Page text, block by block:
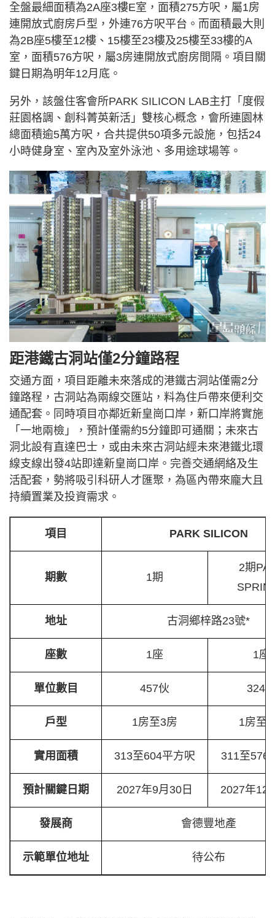
全盤最細面積為2A座3樓E室，面積275方呎，屬1房
連開放式廚房戶型，外連76方呎平台。而面積最大則
為2B座5樓至12樓、15樓至23樓及25樓至33樓的A
室，面積576方呎，屬3房連開放式廚房間隔。項目關
鍵日期為明年12月底。
另外，該盤住客會所PARK SILICON LAB主打「度假
莊園格調、創科菁英新活」雙核心概念，會所連園林
總面積逾5萬方呎，合共提供50項多元設施，包括24
小時健身室、室內及室外泳池、多用途球場等。
距港鐵古洞站僅2分鐘路程
交通方面，項目距離未來落成的港鐵古洞站僅需2分
鐘路程，古洞站為兩線交匯站，料為住戶帶來便利交
通配套。同時項目亦鄰近新皇崗口岸，新口岸將實施
「一地兩檢」，預計僅需約5分鐘即可通關；未來古
洞北設有直達巴士，或由未來古洞站經未來港鐵北環
線支線出發4站即達新皇崗口岸。完善交通網絡及生
活配套，勢將吸引科研人才匯聚，為區內帶來龐大且
持續置業及投資需求。
項目 PARK SILICON
期數 1期
2期
地址 古洞鄉梓路23號*
座數 1座 1座
單位數目 457伙 324
戶型 1房至3房 1房至
實用面積 313至604平方呎 311至576
預計關鍵日期 2027年9月30日 2027年12
發展商 會德豐地產
示範單位地址 待公布